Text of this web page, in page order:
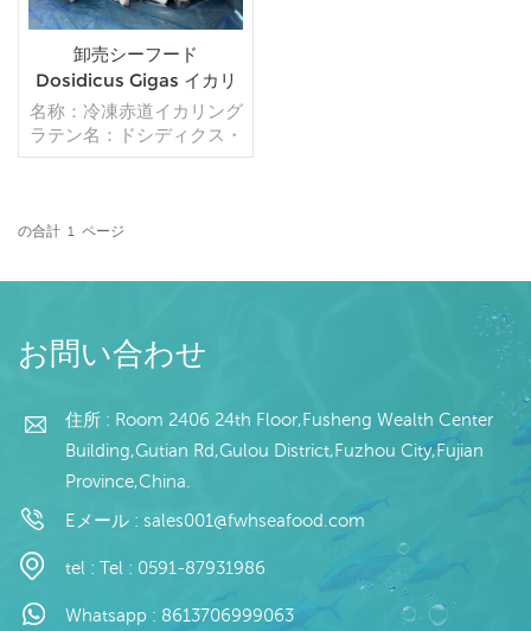
卸売シーフード
Dosidicus Gigas イカリ
ング販売中
名称：冷凍赤道イカリング
ラテン名：ドシディクス・
ギガス 素材：赤道イカ サ
ッグ、10kg / カートン (カ
の合計 1 ページ
お問い合わせ
住所 : Room 2406 24th Floor,Fusheng Wealth Center
Building,Gutian Rd,Gulou District,Fuzhou City,Fujian
Province,China.
Eメール : sales001@fwhseafood.com
tel : Tel : 0591-87931986
Whatsapp : 8613706999063